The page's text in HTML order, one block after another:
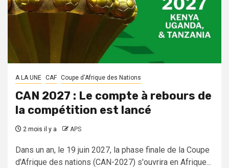
A LA UNE CAF Coupe d'Afrique des Nations
CAN 2027 : Le compte à rebours de
la compétition est lancé
2 mois il y a APS
Dans un an, le 19 juin 2027, la phase finale de la Coupe
d'Afrique des nations (CAN-2027) s'ouvrira en Afrique...